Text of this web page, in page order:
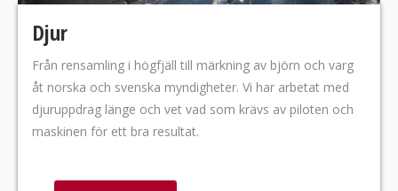
Djur
Från rensamling i högfjäll till märkning av björn och varg
åt norska och svenska myndigheter. Vi har arbetat med
djuruppdrag länge och vet vad som krävs av piloten och
maskinen för ett bra resultat.